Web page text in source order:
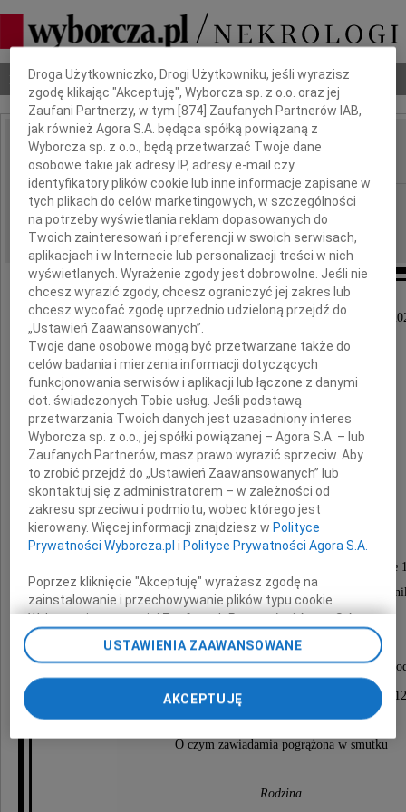
Nekrologi Odeszli Poradnik pogrzebowy
IMIĘ I NAZWISKO: Alina Szafran
REGION: Gdańsk
DATA EMISJI: 30.06.2021
Z głębokim żalem zawiadamiamy, że 26 czerwca
odeszła do Pana
Alina Szafran
lat 91
Msza Święta odbędzie się 1 lipca 2021 r. o godzinie
w kościele pw. św. Stanisława Biskupa i
przy ulicy Legionów 13 w Gdańsku.
Uroczystości pogrzebowe odbędą się tego samego dnia o
na Cmentarzu Srebrzysko przy ulicy Srebrniki
O czym zawiadamia pogrążona w smutku
Rodzina
Dbamy o Twoją prywatność
Droga Użytkowniczko, Drogi Użytkowniku, jeśli wyrazisz
zgodę klikając "Akceptuję", Wyborcza sp. z o.o. oraz jej
Zaufani Partnerzy, w tym [874 ] Zaufanych Partnerów IAB,
jak również Agora S.A. będąca spółką powiązaną z
Wyborcza sp. z o.o., będą przetwarzać Twoje dane
osobowe takie jak adresy IP, adresy e-mail czy
identyfikatory plików cookie lub inne informacje zapisane w
tych plikach do celów marketingowych, w szczególności
na potrzeby wyświetlania reklam dopasowanych do
Twoich zainteresowań i preferencji w swoich serwisach,
aplikacjach i w Internecie lub personalizacji treści w nich
wyświetlanych. Wyrażenie zgody jest dobrowolne. Jeśli nie
chcesz wyrazić zgody, chcesz ograniczyć jej zakres lub
chcesz wycofać zgodę uprzednio udzieloną przejdź do
„Ustawień Zaawansowanych”.
Twoje dane osobowe mogą być przetwarzane także do
celów badania i mierzenia informacji dotyczących
funkcjonowania serwisów i aplikacji lub łączone z danymi
dot. świadczonych Tobie usług. Jeśli podstawą
przetwarzania Twoich danych jest uzasadniony interes
Wyborcza sp. z o.o., jej spółki powiązanej – Agora S.A. – lub
Zaufanych Partnerów, masz prawo wyrazić sprzeciw. Aby
to zrobić przejdź do „Ustawień Zaawansowanych” lub
skontaktuj się z administratorem – w zależności od
zakresu sprzeciwu i podmiotu, wobec którego jest
kierowany. Więcej informacji znajdziesz w Polityce
Prywatności Wyborcza.pl i Polityce Prywatności Agora S.A.
Poprzez kliknięcie "Akceptuję" wyrażasz zgodę na
zainstalowanie i przechowywanie plików typu cookie
Wyborczej sp. z o. o. jej Zaufanych Partnerów i Agora S.A.
na Twoim urządzeniu końcowym. Możesz też w każdej
chwili zmienić swoje preferencje dot. plików cookie,
preferencjami dot. przetwarzania danych poprzez
odnośnik „Ustawienia prywatności” w stopce serwisu i
Zmiana ustawień plików cookie możliwa jest także za
My, nasi Zaufani Partnerzy i Agora S.A. możemy
USTAWIENIA ZAAWANSOWANE
AKCEPTUJĘ